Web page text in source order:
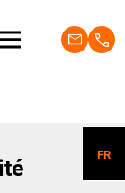
FR